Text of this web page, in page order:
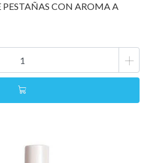
PESTAÑAS CON AROMA A
+